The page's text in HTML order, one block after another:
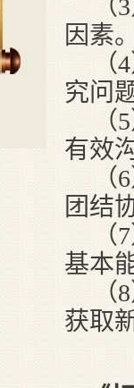
因素
究问
有效
团结
基本
获取